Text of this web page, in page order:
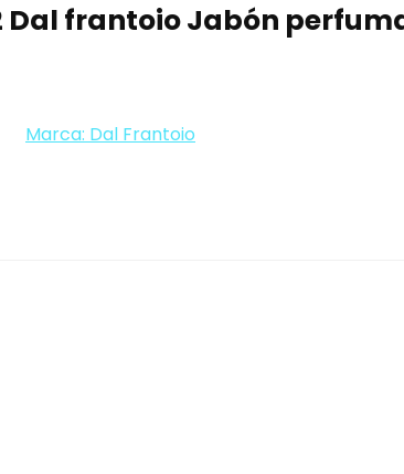
Dal frantoio Jabón
Marca: Dal Frantoio